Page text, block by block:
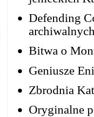
Defending
Bitwa o
Geniusze
Zbrodnia
Oryginalne